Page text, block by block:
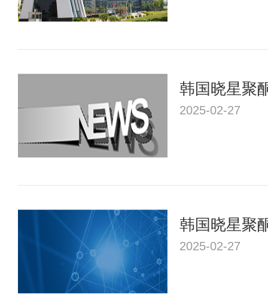
韩国晓星聚
上有哪些应
2025-02-27
韩国晓星聚
哪些应用？
2025-02-27